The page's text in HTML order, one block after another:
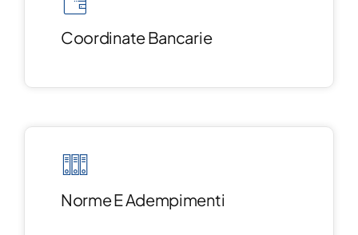
Coordinate Bancarie
Norme E Adempimenti